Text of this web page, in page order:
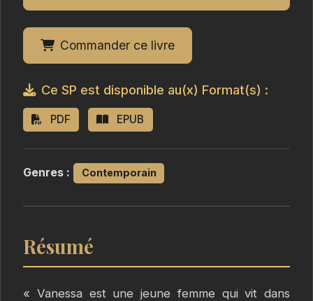
Commander ce livre
Ce SP est disponible au(x) Format(s) :
PDF EPUB
Genres : Contemporain
Résumé
« Vanessa est une jeune femme qui vit dans